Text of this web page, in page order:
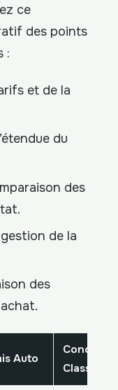
ce
des points
:
et de la
du
des
de la
des
Auto
Classique